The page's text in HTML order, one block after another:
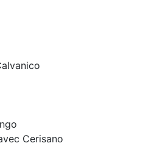
Cerisano